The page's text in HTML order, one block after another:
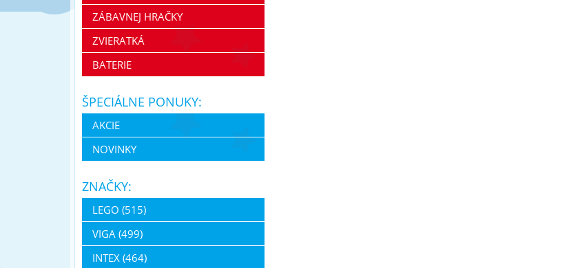
ZÁBAVNEJ HRAČKY
ZVIERATKÁ
BATERIE
ŠPECIÁLNE PONUKY:
AKCIE
NOVINKY
ZNAČKY:
LEGO (515)
VIGA (499)
INTEX (464)